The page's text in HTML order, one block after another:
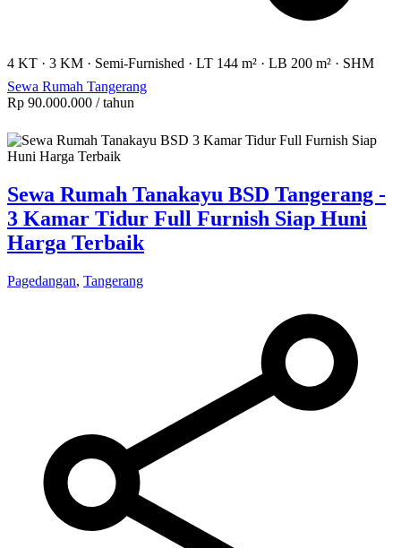
4 KT · 3 KM · Semi-Furnished · LT 144 m² · LB 200 m² · SHM
Sewa Rumah Tangerang
Rp 90.000.000 / tahun
Sewa Rumah Tanakayu BSD Tangerang -
3 Kamar Tidur Full Furnish Siap Huni
Harga Terbaik
Pagedangan, Tangerang